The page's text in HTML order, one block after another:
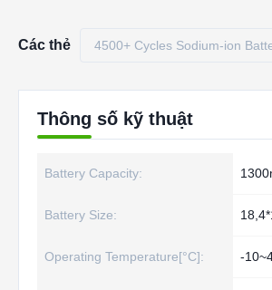
Các thẻ 4500+ Cycles Sodium-ion
Thông số kỹ thuật
Battery Capacity:
Battery Size:
Operating Temperature[°C]: -